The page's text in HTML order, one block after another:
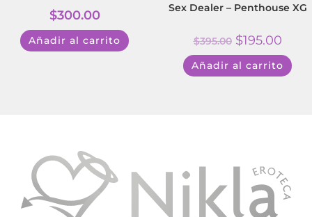
$300.00
Añadir al carrito
Sex Dealer – Penthouse XG
$395.00 $195.00
Añadir al carrito